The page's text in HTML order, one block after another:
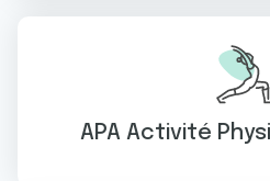
APA Activité